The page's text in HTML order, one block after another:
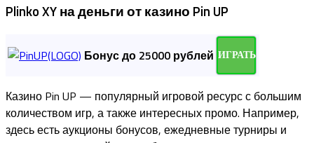
Plinko XY на деньги от казино Pin UP
Бонус до 25000 рублей ИГРАТЬ
Казино Pin UP — популярный игровой ресурс с большим
количеством игр, а также интересных промо. Например,
здесь есть аукционы бонусов, ежедневные турниры и